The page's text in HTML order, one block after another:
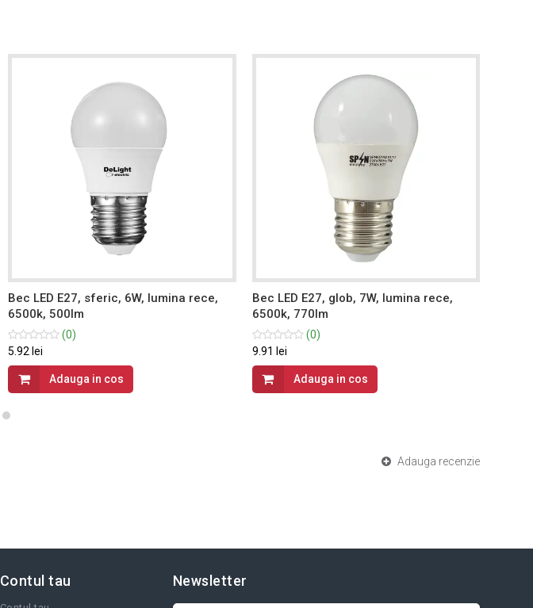
Bec LED E27, sferic, 6W, lumina rece,
6500k, 500lm
(0)
5.92 lei
Adauga in cos
Bec LED E27, glob, 7W, lumina rece,
6500k, 770lm
(0)
9.91 lei
Adauga in cos
Adauga recenzie
Contul tau Newsletter